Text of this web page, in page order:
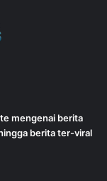
mengenai berita
berita ter-viral